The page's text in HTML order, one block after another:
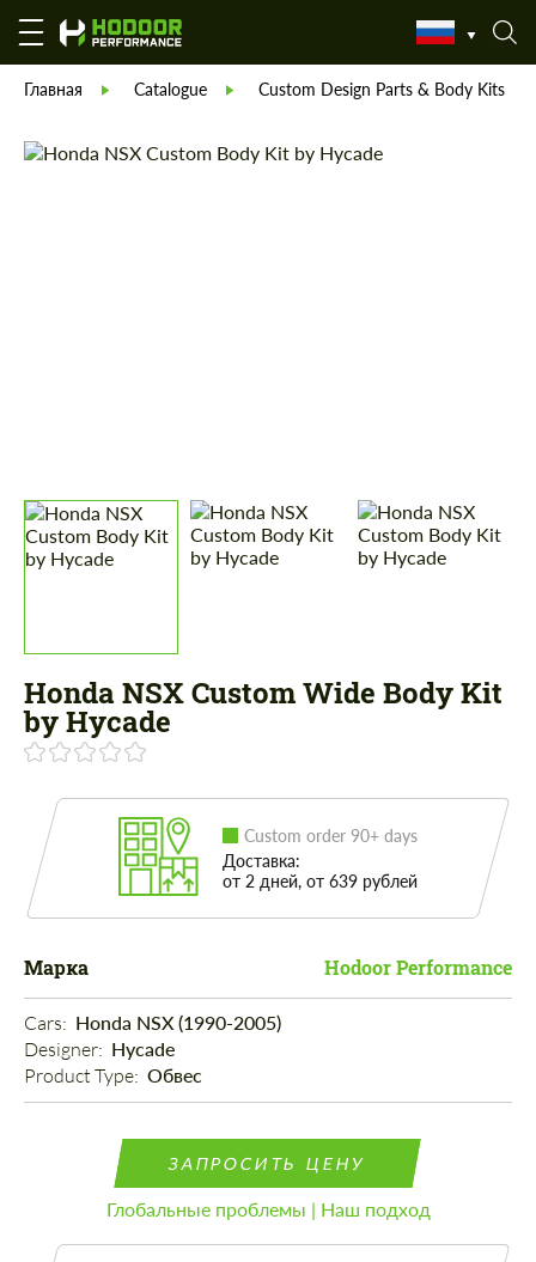
Главная Catalogue Custom Design Parts & Body Kits
Honda NSX Custom Wide Body Kit
by Hycade
Custom order 90+ days
Доставка:
от 2 дней, от 639 рублей
Марка Hodoor Performance
Cars: Honda NSX (1990-2005)
Designer: Hycade
Product Type: Обвес
ЗАПРОСИТЬ ЦЕНУ
Глобальные проблемы | Наш подход